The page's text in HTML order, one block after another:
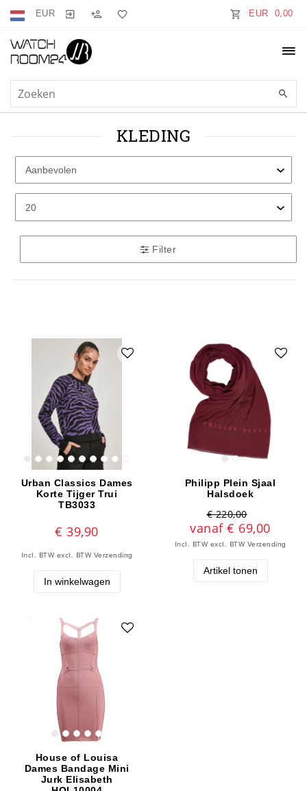
EUR EUR 0,00
KLEDING
Filter
Urban Classics Dames
Korte Tijger Trui
TB3033
€ 39,90
Incl. BTW excl. BTW Verzending
In winkelwagen
Philipp Plein Sjaal
Halsdoek
€ 220,00
vanaf € 69,00
Incl. BTW excl. BTW Verzending
Artikel tonen
House of Louisa
Dames Bandage Mini
Jurk Elisabeth